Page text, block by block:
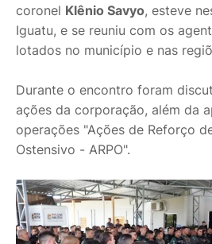
coronel Klênio Savyo, esteve
Iguatu, e se reuniu com os
lotados no município e nas
Durante o encontro foram
ações da corporação, além da
operações "Ações de Reforço
Ostensivo - ARPO".